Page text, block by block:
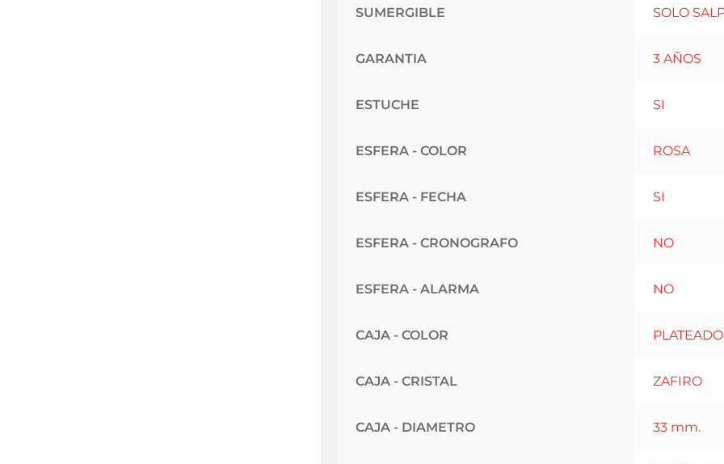
SUMERGIBLE SOLO
GARANTIA 3 AÑOS
ESTUCHE SI
ESFERA - COLOR ROSA
ESFERA - FECHA SI
ESFERA - CRONOGRAFO NO
ESFERA - ALARMA NO
CAJA - COLOR PLATEADO
CAJA - CRISTAL ZAFIRO
CAJA - DIAMETRO 33 mm.